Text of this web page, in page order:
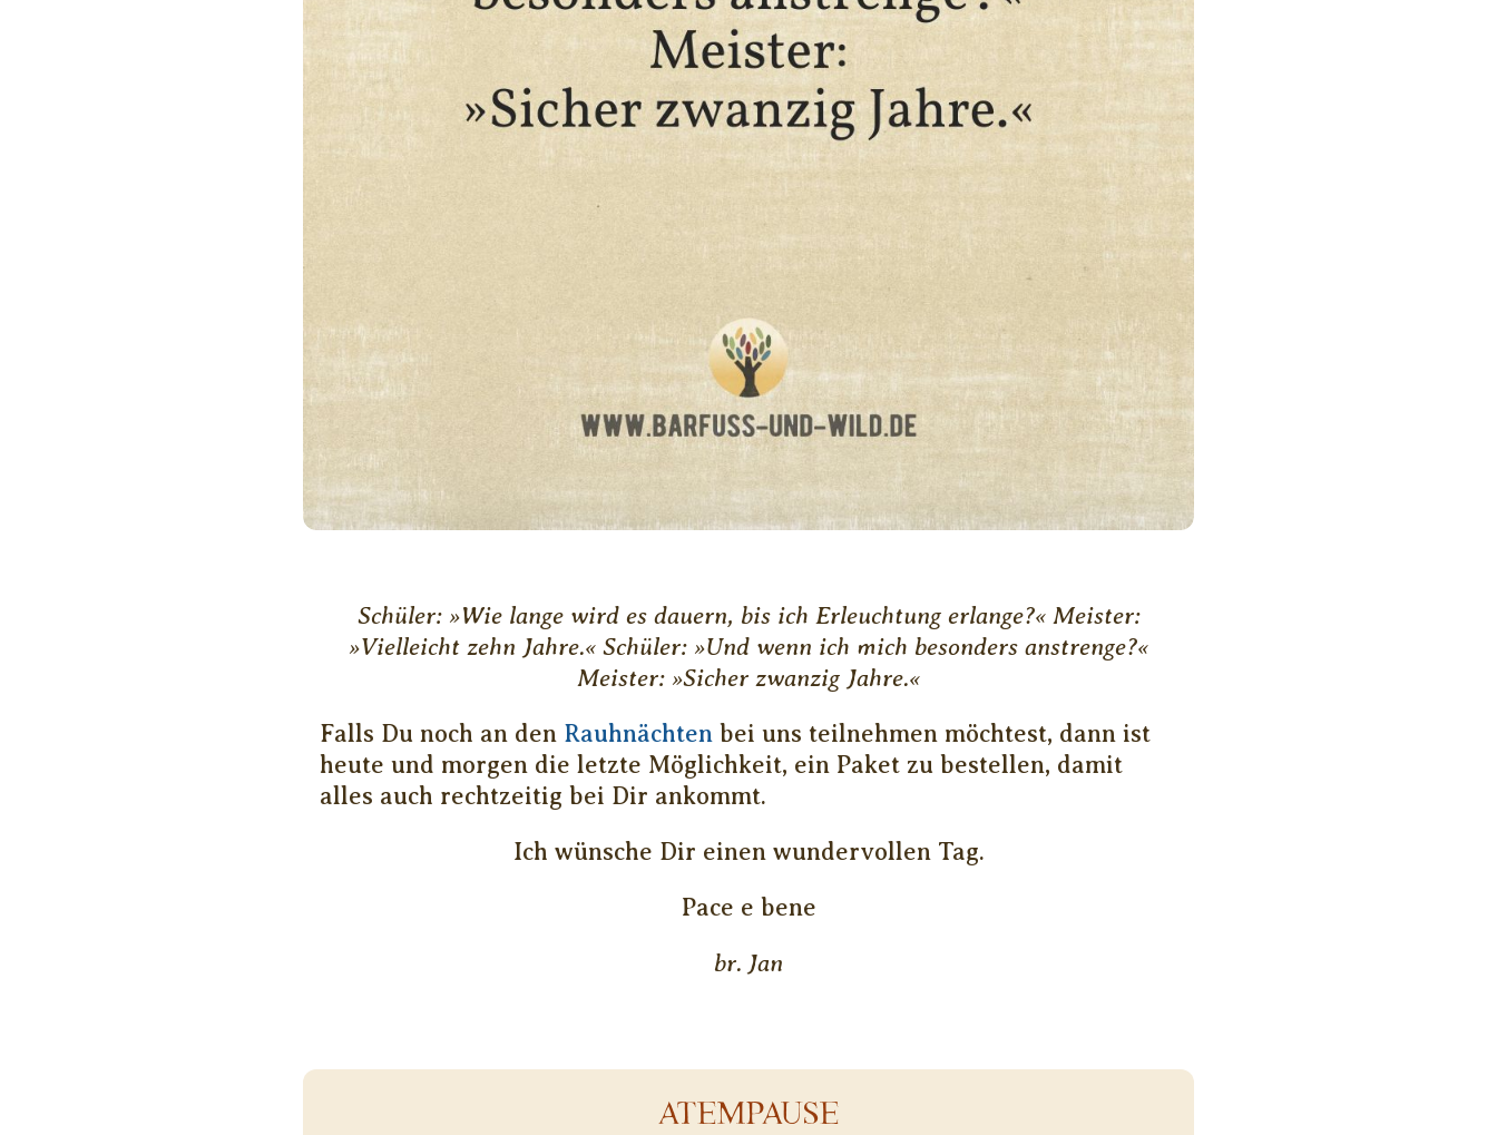
Schüler: »Wie lange wird es dauern, bis ich Erleuchtung erlange?« Meister:
»Vielleicht zehn Jahre.« Schüler: »Und wenn ich mich besonders anstrenge?«
Meister: »Sicher zwanzig Jahre.«
Falls Du noch an den Rauhnächten bei uns teilnehmen möchtest, dann ist
heute und morgen die letzte Möglichkeit, ein Paket zu bestellen, damit
alles auch rechtzeitig bei Dir ankommt.
Ich wünsche Dir einen wundervollen Tag.
Pace e bene
br. Jan
ATEMPAUSE